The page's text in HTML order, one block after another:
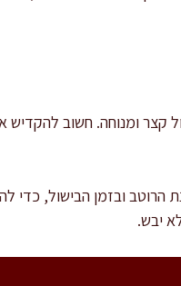
והשאר זמן בישול קצר ומנוחה. חשוב
הרוטב ובזמן הבישול, כדי
יבש.